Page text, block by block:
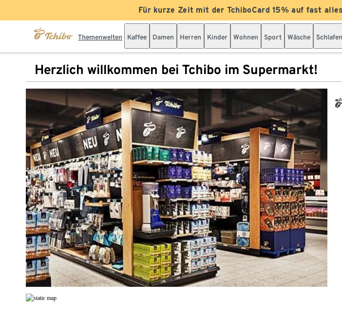
Für kurze Zeit mit der TchiboCard 15% auf fast
Themenwelten Kaffee Damen Herren Kinder Wohnen Sport Wäsche Schlafen
Herzlich willkommen bei Tchibo im Supermarkt!